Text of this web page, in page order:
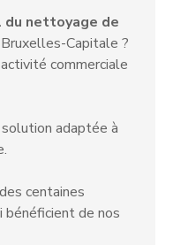
du nettoyage de
Capitale ?
commerciale
adaptée à
centaines
bénéficient de nos